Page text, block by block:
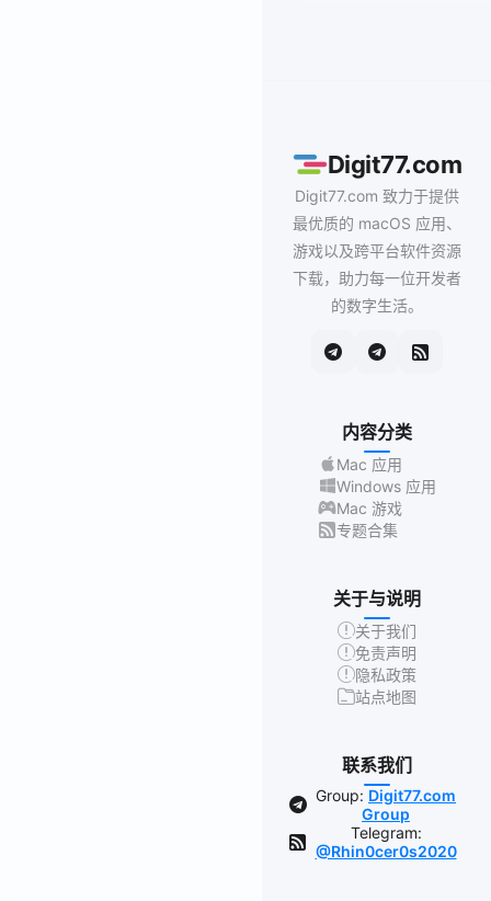
Digit77.com
Digit77.com 致力于提供
最优质的 macOS 应用、
游戏以及跨平台软件资源
下载，助力每一位开发者
的数字生活。
内容分类
Mac 应用
Windows 应用
Mac 游戏
专题合集
关于与说明
关于我们
免责声明
隐私政策
站点地图
联系我们
Group: Digit77.com
Group
Telegram:
@Rhin0cer0s2020